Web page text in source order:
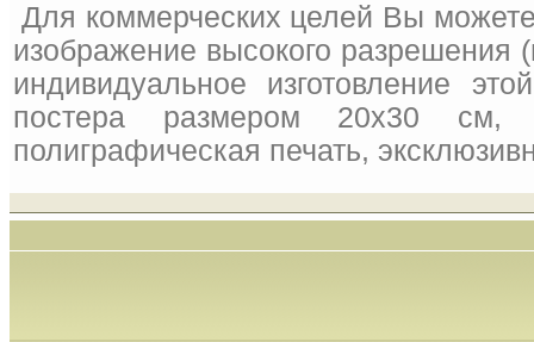
Для коммерческих целей Вы
изображение высокого
индивидуальное изготовление
постера размером 20x30 см,
полиграфическая печать,